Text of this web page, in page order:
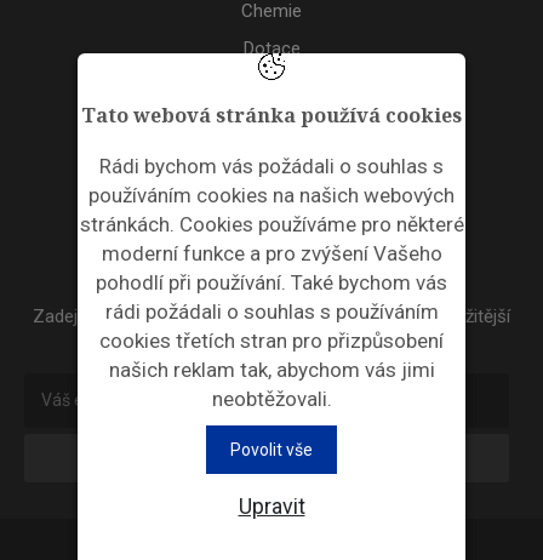
Tato webová stránka používá cookies
Rádi bychom vás požádali o souhlas s
používáním cookies na našich webových
stránkách. Cookies používáme pro některé
moderní funkce a pro zvýšení Vašeho
pohodlí při používání. Také bychom vás
rádi požádali o souhlas s používáním
cookies třetích stran pro přizpůsobení
našich reklam tak, abychom vás jimi
neobtěžovali.
Povolit vše
Upravit
Chemie
Dotace
Akce
ODPADNÍ PLASTY
NEWSLETTER
Zadejte váš email a my Vám budeme zasílat ty nejdůležitější
informace, maximálně 1x týdně.
Odebírat